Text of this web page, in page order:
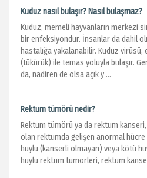
Kuduz nasıl bulaşır? Nasıl bulaşmaz?
Kuduz, memeli hayvanların merkezi
bir enfeksiyondur. İnsanlar da dahil
hastalığa yakalanabilir. Kuduz virüsü,
(tükürük) ile temas yoluyla bulaşır.
da, nadiren de olsa açık y ...
Rektum tümörü nedir?
Rektum tümörü ya da rektum kanseri,
olan rektumda gelişen anormal
huylu (kanserli olmayan) veya kötü
huylu rektum tümörleri, rektum